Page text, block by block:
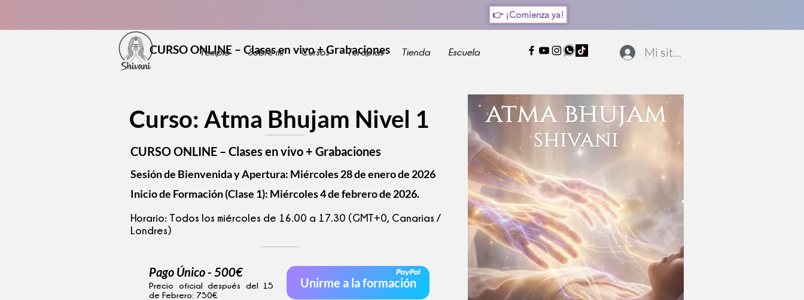
👉 ¡Comienza ya!
Templo Sobre mí Cursos Terapias Tienda Escuela Mi sitio
CURSO ONLINE – Clases en vivo + Grabaciones
Curso: Atma Bhujam Nivel 1
CURSO ONLINE – Clases en vivo + Grabaciones
Sesión de Bienvenida y Apertura: Miércoles 28 de enero de 2026
Inicio de Formación (Clase 1): Miércoles 4 de febrero de 2026.
Horario: Todos los miércoles de 16.00 a 17.30 (GMT+0, Canarias /
Londres)
Pago Único - 500€
Precio oficial después del 15
de Febrero: 750€
Unirme a la formación